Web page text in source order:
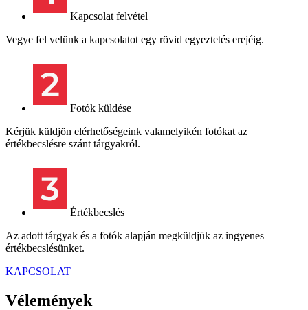
Kapcsolat felvétel
Vegye fel velünk a kapcsolatot egy rövid egyeztetés erejéig.
Fotók küldése
Kérjük küldjön elérhetőségeink valamelyikén fotókat az
értékbecslésre szánt tárgyakról.
Értékbecslés
Az adott tárgyak és a fotók alapján megküldjük az ingyenes
értékbecslésünket.
KAPCSOLAT
Vélemények